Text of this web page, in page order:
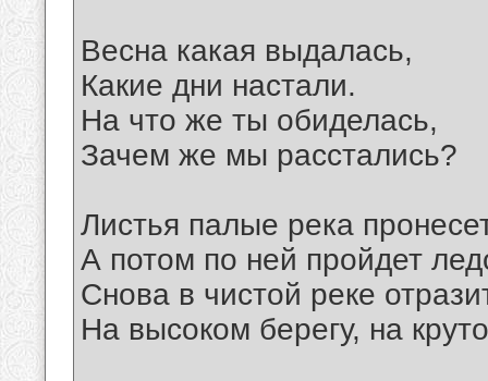
Весна какая выдалась,
Какие дни настали.
На что же ты обиделась,
Зачем же мы расстались?
Листья палые река
А потом по ней пройдет
Снова в чистой реке
На высоком берегу, на